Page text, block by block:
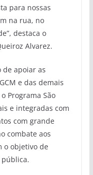
para nossas
na rua, no
destaca o
Alvarez.
de apoiar as
e das demais
Programa São
e integradas com
com grande
combate aos
o objetivo de